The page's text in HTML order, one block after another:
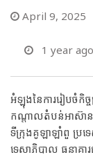
April 9, 2025
1 year ago
អំឡុងនៃការរៀបចំកិច្ច
កណ្តាលតំបន់អាស៊ា
ទីក្រុងគូឡាឡាំពួ ប្រទ
ទេសាភិបាល ធនាគា